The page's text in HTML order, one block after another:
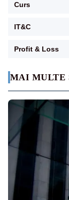
MAI MULTE
Curs
IT&C
Profit & Loss